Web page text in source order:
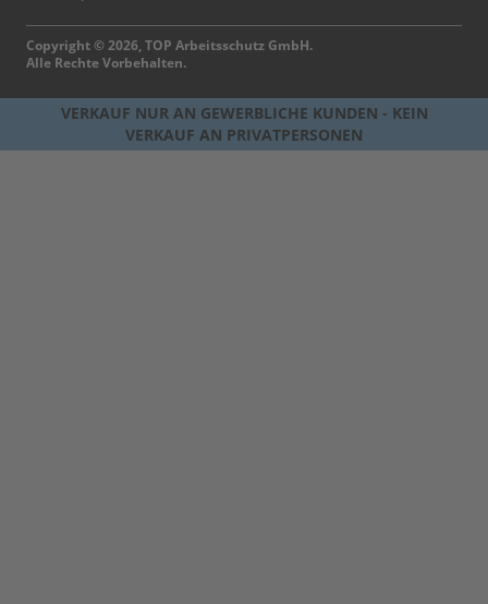
Copyright © 2026, TOP Arbeitsschutz GmbH.
Alle Rechte Vorbehalten.
VERKAUF NUR AN GEWERBLICHE KUNDEN - KEIN
VERKAUF AN PRIVATPERSONEN